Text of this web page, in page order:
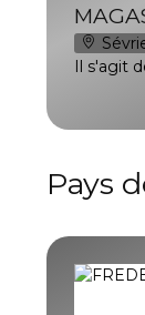
Il s'agit
Pays